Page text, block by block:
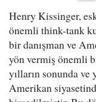
Henry Kissinger,
önemli think-tank
bir danışman ve
yön vermiş önemli
yılların sonunda
Amerikan